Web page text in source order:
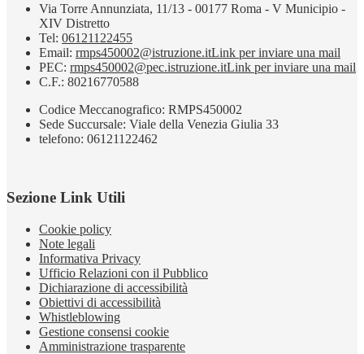
Via Torre Annunziata, 11/13 - 00177 Roma - V Municipio -
XIV Distretto
Tel: 06121122455
Email: rmps450002@istruzione.itLink per inviare una mail
PEC: rmps450002@pec.istruzione.itLink per inviare una mail
C.F.: 80216770588
Codice Meccanografico: RMPS450002
Sede Succursale: Viale della Venezia Giulia 33
telefono: 06121122462
Sezione Link Utili
Cookie policy
Note legali
Informativa Privacy
Ufficio Relazioni con il Pubblico
Dichiarazione di accessibilità
Obiettivi di accessibilità
Whistleblowing
Gestione consensi cookie
Amministrazione trasparente